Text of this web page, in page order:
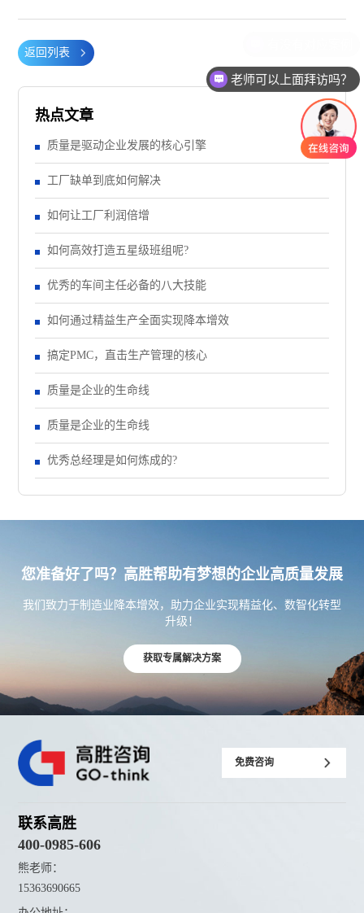
返回列表
热点文章
质量是驱动企业发展的核心引擎
工厂缺单到底如何解决
如何让工厂利润倍增
如何高效打造五星级班组呢?
优秀的车间主任必备的八大技能
如何通过精益生产全面实现降本增效
搞定PMC，直击生产管理的核心
质量是企业的生命线
质量是企业的生命线
优秀总经理是如何炼成的?
您准备好了吗？高胜帮助有梦想的企业高质量发展
我们致力于制造业降本增效，助力企业实现精益化、数智化转型
升级！
获取专属解决方案
免费咨询
联系高胜
400-0985-606
熊老师：
15363690665
老师可以上面拜访吗？